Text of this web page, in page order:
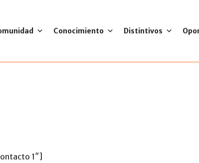
Conocimiento Distintivos
1″]